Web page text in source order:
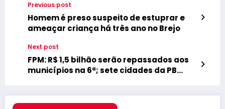
Previous post
Homem é preso suspeito de estuprar e
ameaçar criança há três ano no Brejo
Next post
FPM: R$ 1,5 bilhão serão repassados aos
municípios na 6ª; sete cidades da PB